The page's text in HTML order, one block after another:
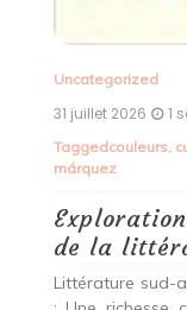
qui nous
histoires des
Lire la suite